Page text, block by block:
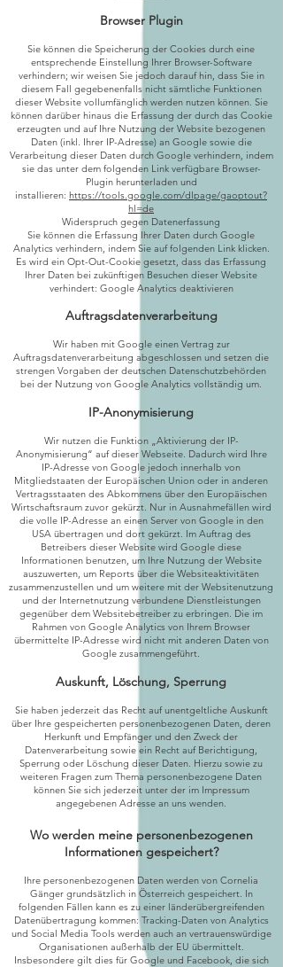
Browser Plugin
Sie können die Speicherung der Cookies durch eine
entsprechende Einstellung Ihrer Browser-Software
verhindern; wir weisen Sie jedoch darauf hin, dass Sie in
diesem Fall gegebenenfalls nicht sämtliche Funktionen
dieser Website vollumfänglich werden nutzen können. Sie
können darüber hinaus die Erfassung der durch das Cookie
erzeugten und auf Ihre Nutzung der Website bezogenen
Daten (inkl. Ihrer IP-Adresse) an Google sowie die
Verarbeitung dieser Daten durch Google verhindern, indem
sie das unter dem folgenden Link verfügbare Browser-
Plugin herunterladen und
installieren: https://tools.google.com/dlpage/gaoptout?
hl=de
Widerspruch gegen Datenerfassung
Sie können die Erfassung Ihrer Daten durch Google
Analytics verhindern, indem Sie auf folgenden Link klicken.
Es wird ein Opt-Out-Cookie gesetzt, dass das Erfassung
Ihrer Daten bei zukünftigen Besuchen dieser Website
verhindert: Google Analytics deaktivieren
Auftragsdatenverarbeitung
Wir haben mit Google einen Vertrag zur
Auftragsdatenverarbeitung abgeschlossen und setzen die
strengen Vorgaben der deutschen Datenschutzbehörden
bei der Nutzung von Google Analytics vollständig um.
IP-Anonymisierung
Wir nutzen die Funktion „Aktivierung der IP-
Anonymisierung“ auf dieser Webseite. Dadurch wird Ihre
IP-Adresse von Google jedoch innerhalb von
Mitgliedstaaten der Europäischen Union oder in anderen
Vertragsstaaten des Abkommens über den Europäischen
Wirtschaftsraum zuvor gekürzt. Nur in Ausnahmefällen wird
die volle IP-Adresse an einen Server von Google in den
USA übertragen und dort gekürzt. Im Auftrag des
Betreibers dieser Website wird Google diese
Informationen benutzen, um Ihre Nutzung der Website
auszuwerten, um Reports über die Websiteaktivitäten
zusammenzustellen und um weitere mit der Websitenutzung
und der Internetnutzung verbundene Dienstleistungen
gegenüber dem Websitebetreiber zu erbringen. Die im
Rahmen von Google Analytics von Ihrem Browser
übermittelte IP-Adresse wird nicht mit anderen Daten von
Google zusammengeführt.
Auskunft, Löschung, Sperrung
Sie haben jederzeit das Recht auf unentgeltliche Auskunft
über Ihre gespeicherten personenbezogenen Daten, deren
Herkunft und Empfänger und den Zweck der
Datenverarbeitung sowie ein Recht auf Berichtigung,
Sperrung oder Löschung dieser Daten. Hierzu sowie zu
weiteren Fragen zum Thema personenbezogene Daten
können Sie sich jederzeit unter der im Impressum
angegebenen Adresse an uns wenden.
Wo werden meine personenbezogenen
Informationen gespeichert?
Ihre personenbezogenen Daten werden von Cornelia
Gänger grundsätzlich in Österreich gespeichert. In
folgenden Fällen kann es zu einer länderübergreifenden
Datenübertragung kommen: Tracking-Daten von Analytics
und Social Media Tools werden auch an vertrauenswürdige
Organisationen außerhalb der EU übermittelt.
Insbesondere gilt dies für Google und Facebook, die sich